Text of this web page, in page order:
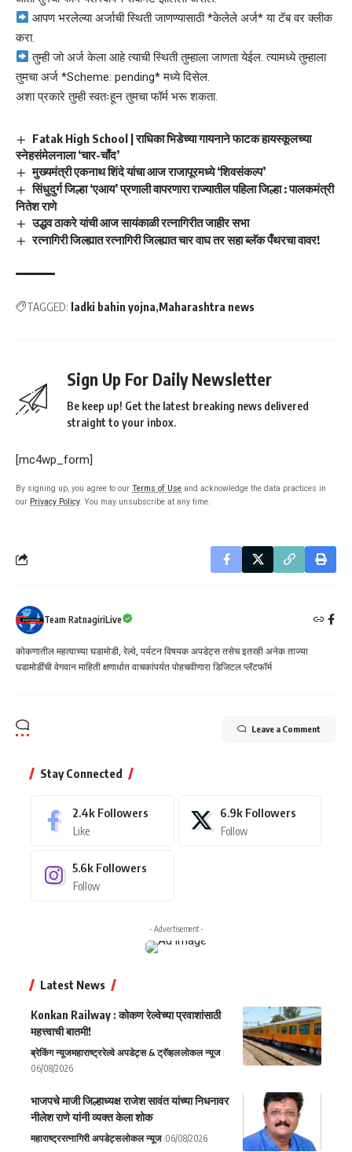
आपण भरलेल्या अर्जाची स्थिती जाणण्यासाठी *केलेले अर्ज* या टॅब वर क्लीक
करा.
तुम्ही जो अर्ज केला आहे त्याची स्थिती तुम्हाला जाणता येईल. त्यामध्ये तुम्हाला
तुमचा अर्ज *Scheme: pending* मध्ये दिसेल.
अशा प्रकारे तुम्ही स्वतःहून तुमचा फॉर्म भरू शकता.
Fatak High School | राधिका भिडेच्या गायनाने फाटक हायस्कूलच्या
स्नेहसंमेलनाला ‘चार-चाँद’
मुख्यमंत्री एकनाथ शिंदे यांचा आज राजापूरमध्ये ‘शिवसंकल्प’
सिंधुदुर्ग जिल्हा ‘एआय’ प्रणाली वापरणारा राज्यातील पहिला जिल्हा : पालकमंत्री
नितेश राणे
उद्धव ठाकरे यांची आज सायंकाळी रत्नागिरीत जाहीर सभा
रत्नागिरी जिल्ह्यात रत्नागिरी जिल्ह्यात चार वाघ तर सहा ब्लॅक पँथरचा वावर!
TAGGED: ladki bahin yojna Maharashtra news
Sign Up For Daily Newsletter
Be keep up! Get the latest breaking news delivered
straight to your inbox.
[mc4wp_form]
By signing up, you agree to our Terms of Use and acknowledge the data practices in
our Privacy Policy. You may unsubscribe at any time.
Team RatnagiriLive
कोकणातील महत्वाच्या घडामोडी, रेल्वे, पर्यटन विषयक अपडेट्स तसेच इतरही अनेक ताज्या
घडामोडींची वेगवान माहिती क्षणार्धात वाचकांपर्यत पोहचवीणारा डिजिटल प्लॅटफॉर्म
Leave a Comment
Stay Connected
2.4k Followers
Like
6.9k Followers
Follow
5.6k Followers
Follow
- Advertisement -
Latest News
Konkan Railway : कोकण रेल्वेच्या प्रवाशांसाठी
महत्त्वाची बातमी!
ब्रेकिंग न्यूजमहाराष्ट्ररेल्वे अपडेट्स & ट्रॅव्हललोकल न्यूज
06/08/2026
भाजपचे माजी जिल्हाध्यक्ष राजेश सावंत यांच्या निधनावर
नीलेश राणे यांनी व्यक्त केला शोक
महाराष्ट्ररत्नागिरी अपडेट्सलोकल न्यूज 06/08/2026